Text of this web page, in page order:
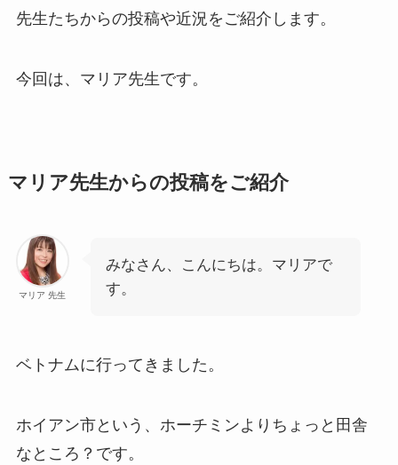
先生たちからの投稿や近況をご紹介します。
今回は、マリア先生です。
マリア先生からの投稿をご紹介
マリア 先生
みなさん、こんにちは。マリアで
す。
ベトナムに行ってきました。
ホイアン市という、ホーチミンよりちょっと田舎
なところ？です。